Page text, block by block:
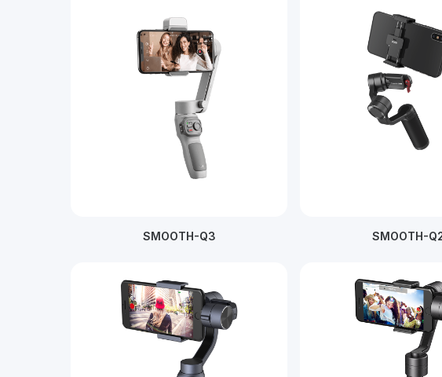
SMOOTH-Q3 SMOOTH-